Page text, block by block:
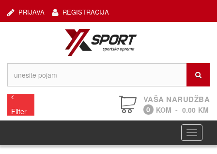
REGISTRACIJA
PRIJAVA
Filter
VAŠA NARUDŽBA
0 KOM - 0.00 KM